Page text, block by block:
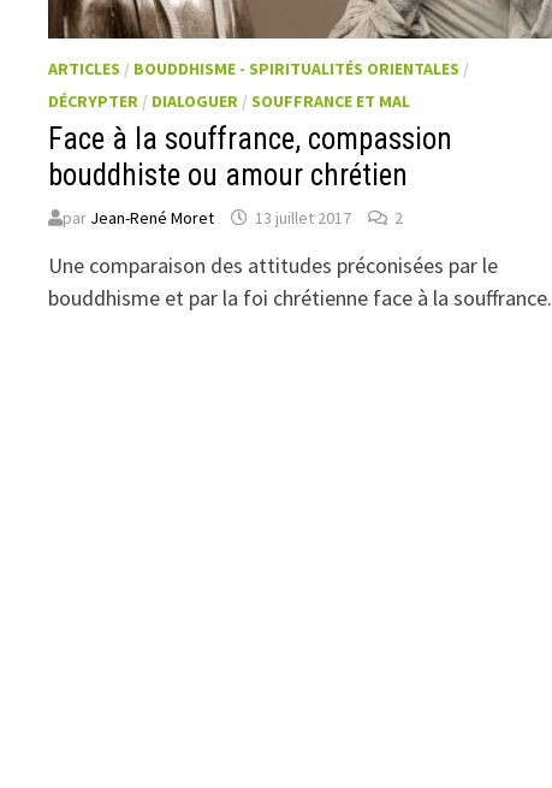
ARTICLES / BOUDDHISME - SPIRITUALITÉS ORIENTALES /
DÉCRYPTER / DIALOGUER /SOUFFRANCE ET MAL
Face à la souffrance, compassion
bouddhiste ou amour chrétien
par Jean-René Moret 13 juillet 2017 2
Une comparaison des attitudes préconisées par le
bouddhisme et par la foi chrétienne face à la souffrance.